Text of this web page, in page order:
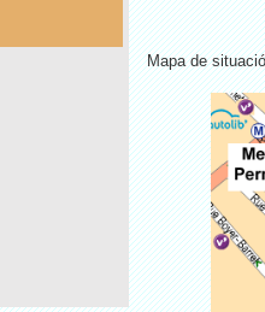
Mapa de